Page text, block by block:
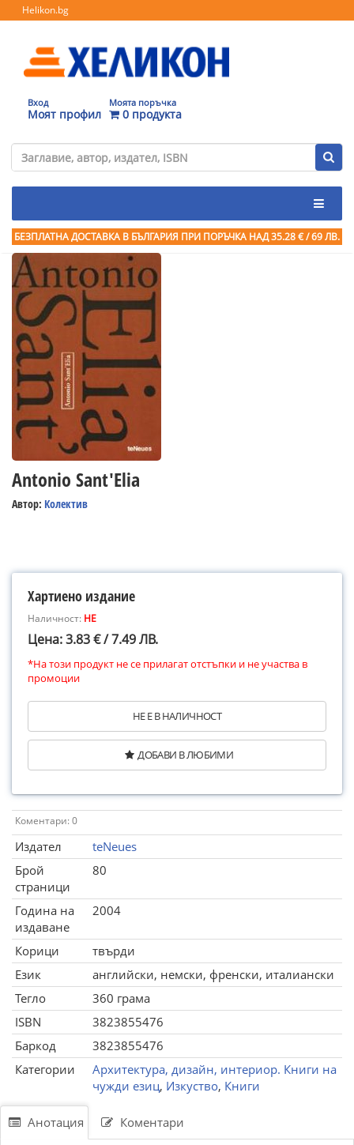
Helikon.bg
Вход
Моят профил
Моята поръчка
0 продукта
БЕЗПЛАТНА ДОСТАВКА В БЪЛГАРИЯ ПРИ ПОРЪЧКА НАД 35.28 € / 69 ЛВ.
Antonio Sant'Elia
Автор: Колектив
Хартиено издание
Наличност: НЕ
Цена: 3.83 € / 7.49 ЛВ.
*На този продукт не се прилагат отстъпки и не участва в
промоции
НЕ Е В НАЛИЧНОСТ
ДОБАВИ В ЛЮБИМИ
Коментари: 0
Издател
teNeues
Брой
страници
80
Година на
издаване
2004
Корици
твърди
Език
английски, немски, френски, италиански
Тегло
360 грама
ISBN
3823855476
Баркод
3823855476
Категории
Архитектура, дизайн, интериор. Книги на
чужди езиц, Изкуство, Книги
Анотация Коментари